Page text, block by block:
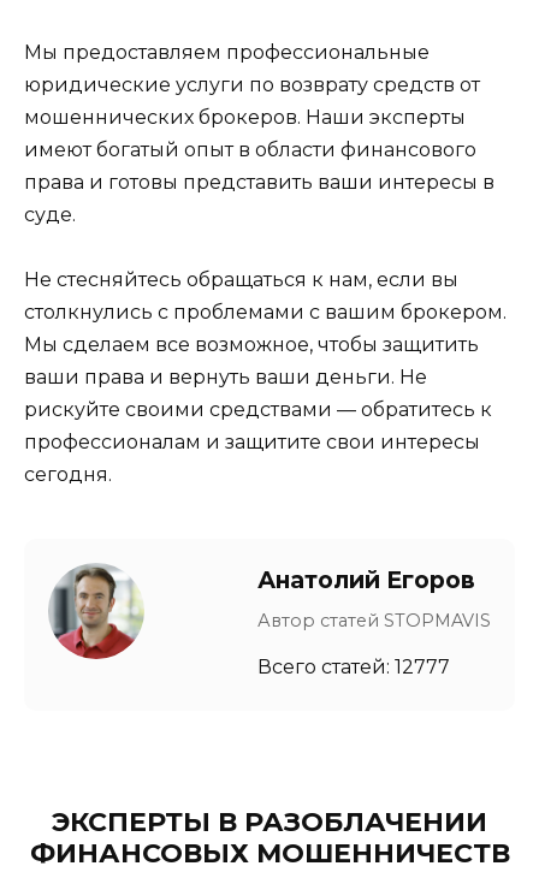
Мы предоставляем профессиональные
юридические услуги по возврату средств от
мошеннических брокеров. Наши эксперты
имеют богатый опыт в области финансового
права и готовы представить ваши интересы в
суде.
Не стесняйтесь обращаться к нам, если вы
столкнулись с проблемами с вашим брокером.
Мы сделаем все возможное, чтобы защитить
ваши права и вернуть ваши деньги. Не
рискуйте своими средствами — обратитесь к
профессионалам и защитите свои интересы
сегодня.
Анатолий Егоров
Автор статей STOPMAVIS
Всего статей: 12777
ЭКСПЕРТЫ В РАЗОБЛАЧЕНИИ
ФИНАНСОВЫХ МОШЕННИЧЕСТВ